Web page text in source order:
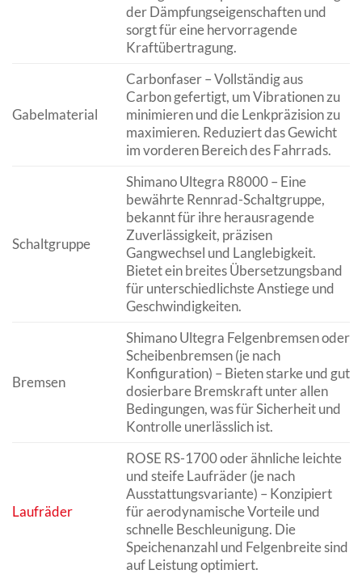
der Dämpfungseigenschaften und
sorgt für eine hervorragende
Kraftübertragung.
Gabelmaterial
Carbonfaser – Vollständig aus
Carbon gefertigt, um Vibrationen zu
minimieren und die Lenkpräzision zu
maximieren. Reduziert das Gewicht
im vorderen Bereich des Fahrrads.
Schaltgruppe
Shimano Ultegra R8000 – Eine
bewährte Rennrad-Schaltgruppe,
bekannt für ihre herausragende
Zuverlässigkeit, präzisen
Gangwechsel und Langlebigkeit.
Bietet ein breites Übersetzungsband
für unterschiedlichste Anstiege und
Geschwindigkeiten.
Bremsen
Shimano Ultegra Felgenbremsen oder
Scheibenbremsen (je nach
Konfiguration) – Bieten starke und gut
dosierbare Bremskraft unter allen
Bedingungen, was für Sicherheit und
Kontrolle unerlässlich ist.
Laufräder
ROSE RS-1700 oder ähnliche leichte
und steife Laufräder (je nach
Ausstattungsvariante) – Konzipiert
für aerodynamische Vorteile und
schnelle Beschleunigung. Die
Speichenanzahl und Felgenbreite sind
auf Leistung optimiert.